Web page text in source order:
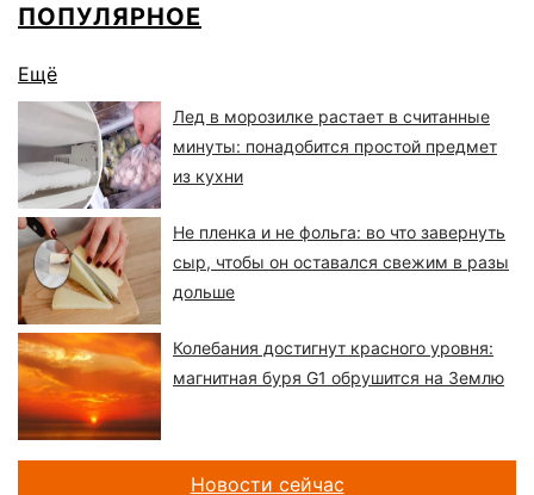
ПОПУЛЯРНОЕ
Ещё
Лед в морозилке растает в считанные
минуты: понадобится простой предмет
из кухни
Не пленка и не фольга: во что завернуть
сыр, чтобы он оставался свежим в разы
дольше
Колебания достигнут красного уровня:
магнитная буря G1 обрушится на Землю
Новости сейчас